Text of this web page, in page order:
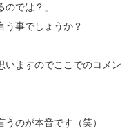
では？」
う事でしょうか？
いますのでここでのコメン
うのが本音です（笑）